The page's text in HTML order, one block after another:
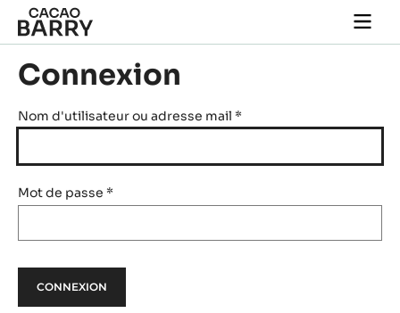
Skip to main content
main
Connexion
Nom d'utilisateur ou adresse mail *
Mot de passe *